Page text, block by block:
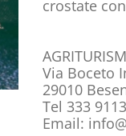
crostate
Via Boceto
29010
Tel 333
Email: